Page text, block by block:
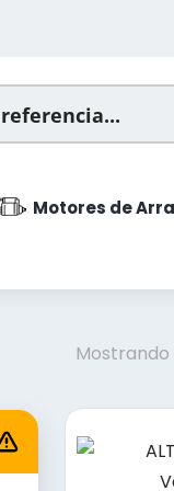
Motores de
Mostrando